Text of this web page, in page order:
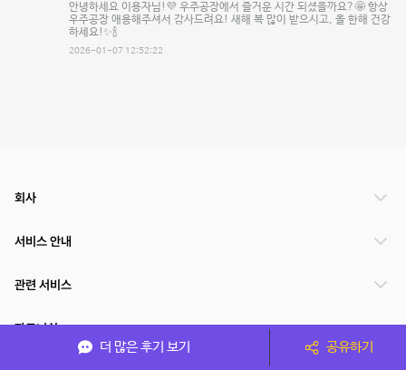
안녕하세요 이용자님!💜 우주공장에서 즐거운 시간 되셨을까요?🤩 항상
우주공장 애용해주셔서 감사드려요! 새해 복 많이 받으시고, 올 한해 건강
하세요!✨🍾
2026-01-07 12:52:22
더 많은 후기 보기 공유하기
회사
서비스 안내
관련 서비스
파트너쉽